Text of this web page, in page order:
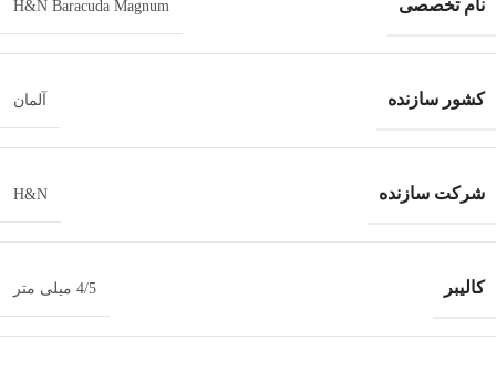
نام تخصصی H&N Baracuda Magnum
کشور سازنده آلمان
شرکت سازنده H&N
کالیبر 4/5 میلی متر